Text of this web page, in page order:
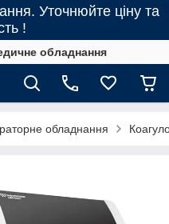
Уточнюйте ціну та
!
обладнання
обладнання